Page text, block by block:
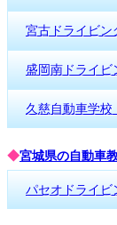
宮古ドライビン
盛岡南ドライビ
久慈自動車学校
◆宮城県の自動車
パセオドライビ